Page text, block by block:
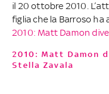
il 20 ottobre 2010.
figlia che la Barroso
2010: Matt Damon
2010: Matt Damon diventa ancora papà, è nata
Stella Zavala